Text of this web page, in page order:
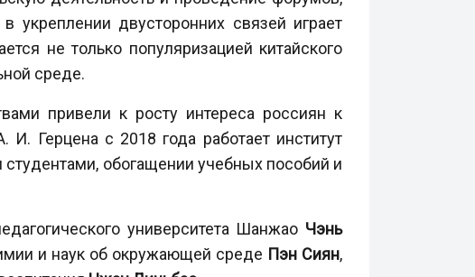
двусторонних связей играет
не только популяризацией китайского
среде.
привели к росту интереса россиян к
Герцена с 2018 года работает институт
обогащении учебных пособий и
университета Шанжао Чэнь
и наук об окружающей среде Пэн Сиян,